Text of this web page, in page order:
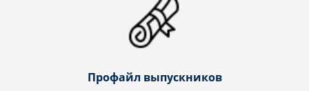
Профайл выпускников